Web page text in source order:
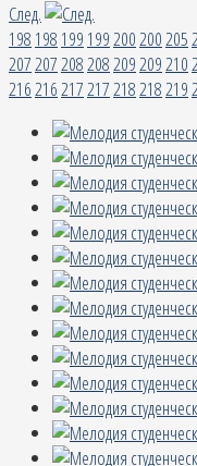
След.
198 198 199 199200200205
207207208208209209210
216216217217218218219